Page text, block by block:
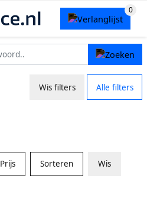
Wis filters Alle filters
Prijs Sorteren Wis